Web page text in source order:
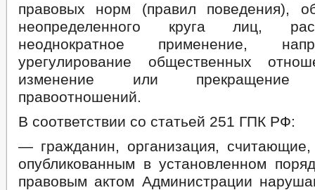
правовых норм (правил поведения),
неопределенного круга лиц,
неоднократное применение,
урегулирование общественных
изменение или прекращение
правоотношений.
В соответствии со статьей 251 ГПК РФ:
— гражданин, организация,
опубликованным в установленном
правовым актом Администрации